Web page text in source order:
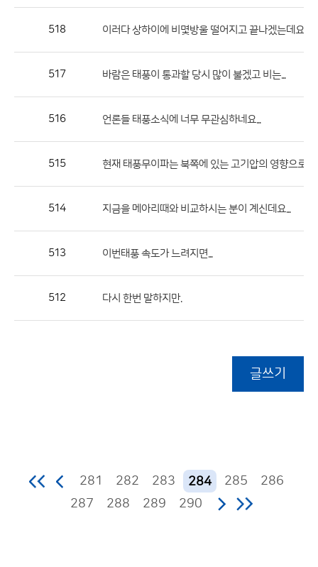
록
공
518 이러다 상하이에 비몇방울 떨어지고 끝나겠는데요
517 바람은 태풍이 통과할 당시 많이 불겠고 비는...
516 언론들 태풍소식에 너무 무관심하네요...
515 현재 태풍무이파는 북쪽에 있는 고기압의 영향으로...
514 지금을 메아리때와 비교하시는 분이 계신데요...
513 이번태풍 속도가 느려지면...
512 다시 한번 말하지만.
글쓰기
281 282 283 284 285
286
287
288 289 290